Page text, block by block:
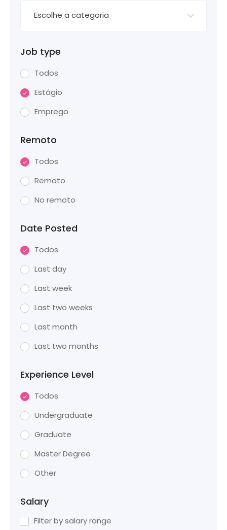
Escolhe a categoria
Job type
Todos
Estágio
Emprego
Remoto
Todos
Remoto
No remoto
Date Posted
Todos
Last day
Last week
Last two weeks
Last month
Last two months
Experience Level
Todos
Undergraduate
Graduate
Master Degree
Other
Salary
Filter by salary range